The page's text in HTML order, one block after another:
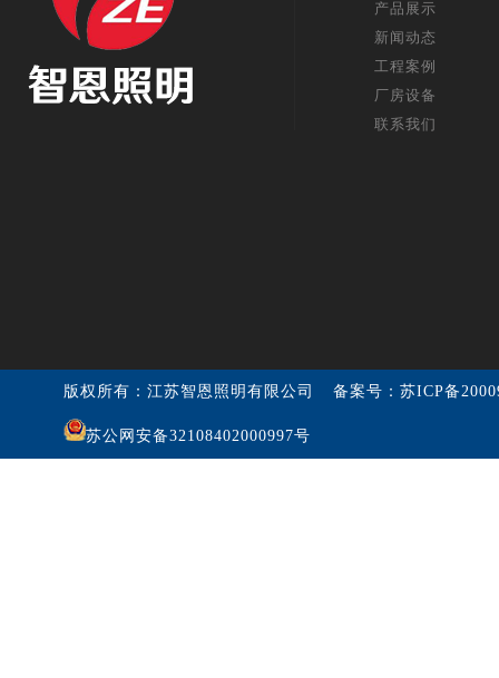
产品展示
新闻动态
工程案例
厂房设备
联系我们
版权所有：江苏智恩照明有限公司 备案号： 苏ICP备
苏公网安备32108402000997号